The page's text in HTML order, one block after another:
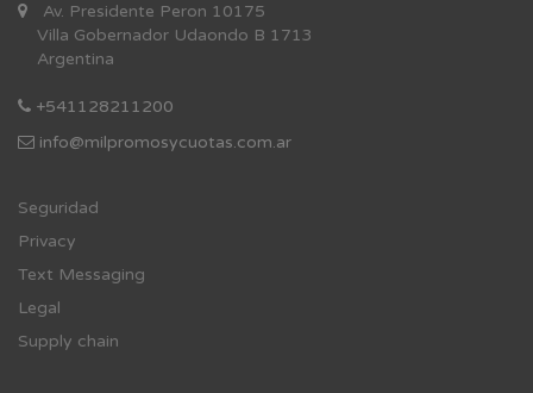
Av. Presidente Peron 10175
Villa Gobernador Udaondo B 1713
Argentina
+541128211200
info@milpromosycuotas.com.ar
Seguridad
Privacy
Text Messaging
Legal
Supply chain